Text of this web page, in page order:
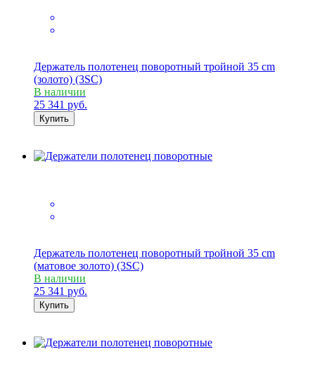
Держатель полотенец поворотный тройной 35 cm
(золото) (3SC)
В наличии
25 341 руб.
Купить
Держатель полотенец поворотный тройной 35 cm
(матовое золото) (3SC)
В наличии
25 341 руб.
Купить